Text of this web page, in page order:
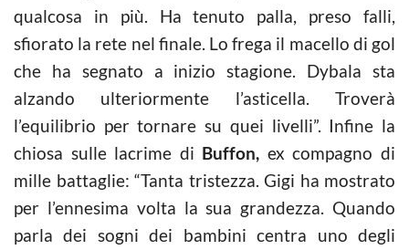
qualcosa in più. Ha tenuto palla, preso falli,
sfiorato la rete nel finale. Lo frega il macello di gol
che ha segnato a inizio stagione. Dybala sta
alzando ulteriormente l’asticella. Troverà
l’equilibrio per tornare su quei livelli”. Infine la
chiosa sulle lacrime di Buffon, ex compagno di
mille battaglie: “Tanta tristezza. Gigi ha mostrato
per l’ennesima volta la sua grandezza. Quando
parla dei sogni dei bambini centra uno degli